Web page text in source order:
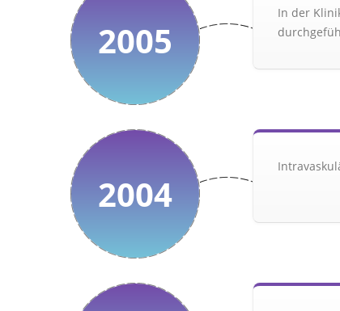
2005
In der
2004